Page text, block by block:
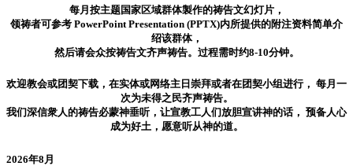
每月按主题国家区域群体製作的祷告文幻灯片，
领祷者可参考 PowerPoint Presentation (PPTX)内所提供的附注资料简单介
绍该群体，
然后请会众按祷告文齐声祷告。过程需时约8-10分钟。
欢迎教会或团契下载，在实体或网络主日崇拜或者在团契小组进行， 每月一
次为未得之民齐声祷告。
我们深信衆人的祷告必蒙神垂听，让宣教工人们放胆宣讲神的话， 预备人心
成为好土，愿意听从神的道。
2026年8月